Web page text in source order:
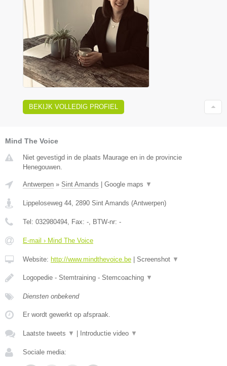
BEKIJK VOLLEDIG PROFIEL
Mind The Voice
Niet gevestigd in de plaats Maurage en in de provincie
Henegouwen.
Antwerpen » Sint Amands | Google maps ▼
Lippeloseweg 44 2890 Sint Amands (Antwerpen)
Tel: 032980494 , Fax: - , BTW-nr: -
E-mail › Mind The Voice
Website: http://www.mindthevoice.be | Screenshot ▼
Logopedie - Stemtraining - Stemcoaching ▼
Diensten onbekend
Er wordt gewerkt op afspraak.
Laatste tweets ▼ | Introductie video ▼
Sociale media: